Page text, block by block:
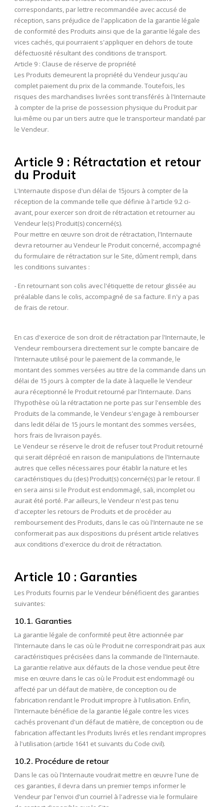
correspondants, par lettre recommandée avec accusé de
réception, sans préjudice de l'application de la garantie légale
de conformité des Produits ainsi que de la garantie légale des
vices cachés, qui pourraient s'appliquer en dehors de toute
défectuosité résultant des conditions de transport.
Article 9 : Clause de réserve de propriété
Les Produits demeurent la propriété du Vendeur jusqu'au
complet paiement du prix de la commande. Toutefois, les
risques des marchandises livrées sont transférés à l'Internaute
à compter de la prise de possession physique du Produit par
lui-même ou par un tiers autre que le transporteur mandaté par
le Vendeur.
Article 9 : Rétractation et retour
du Produit
L'Internaute dispose d'un délai de 15jours à compter de la
réception de la commande telle que définie à l'article 9.2 ci-
avant, pour exercer son droit de rétractation et retourner au
Vendeur le(s) Produit(s) concerné(s).
Pour mettre en œuvre son droit de rétractation, l'Internaute
devra retourner au Vendeur le Produit concerné, accompagné
du formulaire de rétractation sur le Site, dûment rempli, dans
les conditions suivantes :
- En retournant son colis avec l'étiquette de retour glissée au
préalable dans le colis, accompagné de sa facture. Il n'y a pas
de frais de retour.
En cas d'exercice de son droit de rétractation par l'Internaute, le
Vendeur remboursera directement sur le compte bancaire de
l'Internaute utilisé pour le paiement de la commande, le
montant des sommes versées au titre de la commande dans un
délai de 15 jours à compter de la date à laquelle le Vendeur
aura réceptionné le Produit retourné par l'Internaute. Dans
l'hypothèse où la rétractation ne porte pas sur l'ensemble des
Produits de la commande, le Vendeur s'engage à rembourser
dans ledit délai de 15 jours le montant des sommes versées,
hors frais de livraison payés.
Le Vendeur se réserve le droit de refuser tout Produit retourné
qui serait déprécié en raison de manipulations de l'Internaute
autres que celles nécessaires pour établir la nature et les
caractéristiques du (des) Produit(s) concerné(s) par le retour. Il
en sera ainsi si le Produit est endommagé, sali, incomplet ou
aurait été porté. Par ailleurs, le Vendeur n'est pas tenu
d'accepter les retours de Produits et de procéder au
remboursement des Produits, dans le cas où l'Internaute ne se
conformerait pas aux dispositions du présent article relatives
aux conditions d'exercice du droit de rétractation.
Article 10 : Garanties
Les Produits fournis par le Vendeur bénéficient des garanties
suivantes:
10.1. Garanties
La garantie légale de conformité peut être actionnée par
l'Internaute dans le cas où le Produit ne correspondrait pas aux
caractéristiques précisées dans la commande de l'Internaute.
La garantie relative aux défauts de la chose vendue peut être
mise en œuvre dans le cas où le Produit est endommagé ou
affecté par un défaut de matière, de conception ou de
fabrication rendant le Produit impropre à l'utilisation. Enfin,
l'Internaute bénéficie de la garantie légale contre les vices
cachés provenant d'un défaut de matière, de conception ou de
fabrication affectant les Produits livrés et les rendant impropres
à l'utilisation (article 1641 et suivants du Code civil).
10.2. Procédure de retour
Dans le cas où l'Internaute voudrait mettre en œuvre l'une de
ces garanties, il devra dans un premier temps informer le
Vendeur par l'envoi d'un courriel à l'adresse via le formulaire